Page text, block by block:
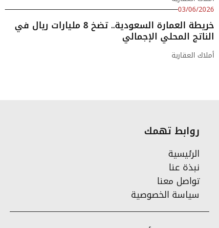
03/06/2026
خريطة العمارة السعودية.. تضخ 8 مليارات ريال في
الناتج المحلي الإجمالي
أملاك العقارية
روابط تهمك
الرئيسية
نبذة عنا
تواصل معنا
سياسة الخصوصية